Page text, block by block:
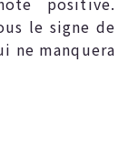
le signe de
ne manquera